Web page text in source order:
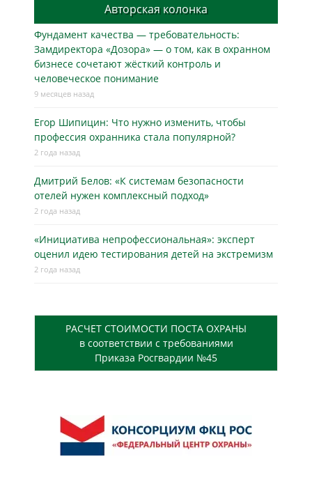
Авторская колонка
Фундамент качества — требовательность:
Замдиректора «Дозора» — о том, как в охранном
бизнесe сочетают жёсткий контроль и
человеческое понимание
9 месяцев назад
Егор Шипицин: Что нужно изменить, чтобы
профессия охранника стала популярной?
2 года назад
Дмитрий Белов: «К системам безопасности
отелей нужен комплексный подход»
2 года назад
«Инициатива непрофессиональная»: эксперт
оценил идею тестирования детей на экстремизм
2 года назад
РАСЧЕТ СТОИМОСТИ ПОСТА ОХРАНЫ
в соответствии с требованиями
Приказа Росгвардии №45